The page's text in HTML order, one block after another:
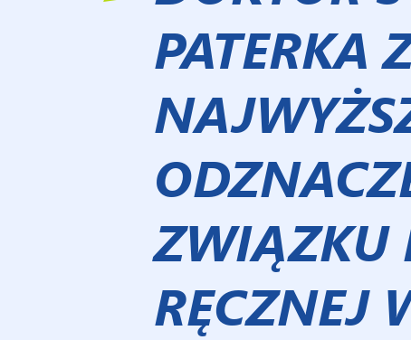
PATERKA
ZWIĄZKU
RĘCZNEJ